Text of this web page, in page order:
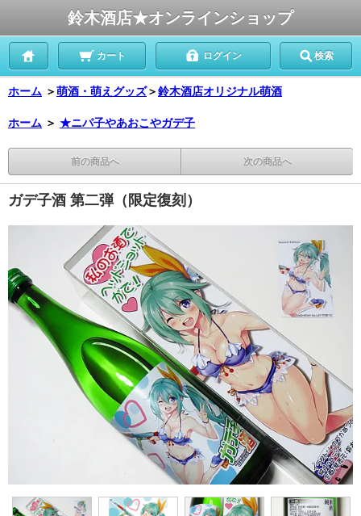
鈴木酒店★オンラインショップ
カート ログイン 検索
ホーム ＞萌酒・萌えグッズ＞鈴木酒店オリジナル萌酒
ホーム ＞ ★ニパ子やあおこやガデ子
前の商品へ 次の商品へ
ガデ子酒 第二弾（限定復刻）